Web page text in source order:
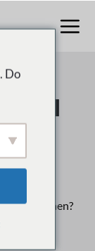
1
nicht Ihnen?
Do